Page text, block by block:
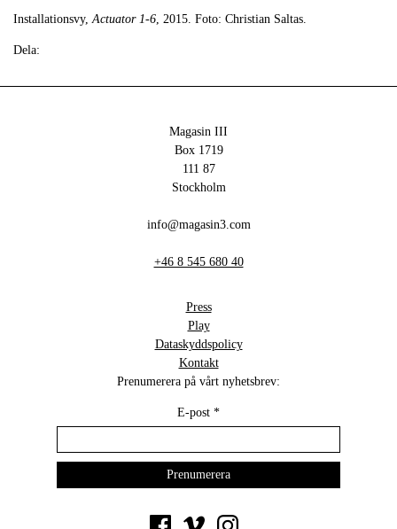
Installationsvy,Actuator 1-6, 2015. Foto: Christian Saltas.
Dela:
Magasin III
Box 1719
111 87
Stockholm
info@magasin3.com
+46 8 545 680 40
Press
Play
Dataskyddspolicy
Kontakt
Prenumerera på vårt nyhetsbrev:
E-post *